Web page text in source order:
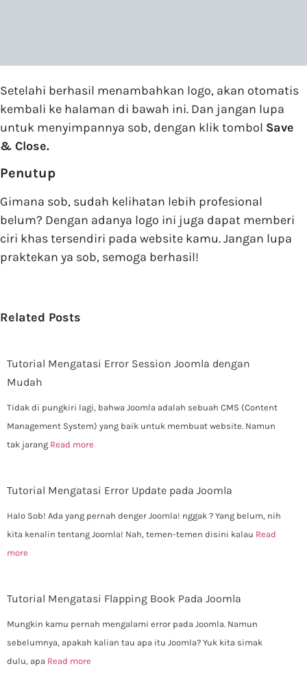
Setelahi berhasil menambahkan logo, akan otomatis
kembali ke halaman di bawah ini. Dan jangan lupa
untuk menyimpannya sob, dengan klik tombol Save
& Close.
Penutup
Gimana sob, sudah kelihatan lebih profesional
belum? Dengan adanya logo ini juga dapat memberi
ciri khas tersendiri pada website kamu. Jangan lupa
praktekan ya sob, semoga berhasil!
Related Posts
Tutorial Mengatasi Error Session Joomla dengan
Mudah
Tidak di pungkiri lagi, bahwa Joomla adalah sebuah CMS (Content
Management System) yang baik untuk membuat website. Namun
tak jarang Read more
Tutorial Mengatasi Error Update pada Joomla
Halo Sob! Ada yang pernah denger Joomla! nggak ? Yang belum, nih
kita kenalin tentang Joomla! Nah, temen-temen disini kalau Read
more
Tutorial Mengatasi Flapping Book Pada Joomla
Mungkin kamu pernah mengalami error pada Joomla. Namun
sebelumnya, apakah kalian tau apa itu Joomla? Yuk kita simak
dulu, apa Read more